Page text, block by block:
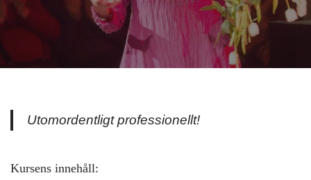
Utomordentligt professionellt!
Kursens innehåll: